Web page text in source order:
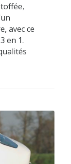
avec ce
en 1.